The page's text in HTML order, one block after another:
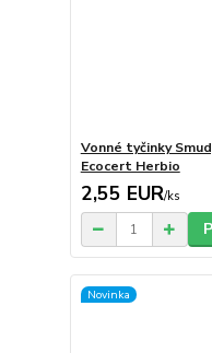
Vonné tyčinky
Ecocert Herbio
2,55 EUR/ks
Novinka